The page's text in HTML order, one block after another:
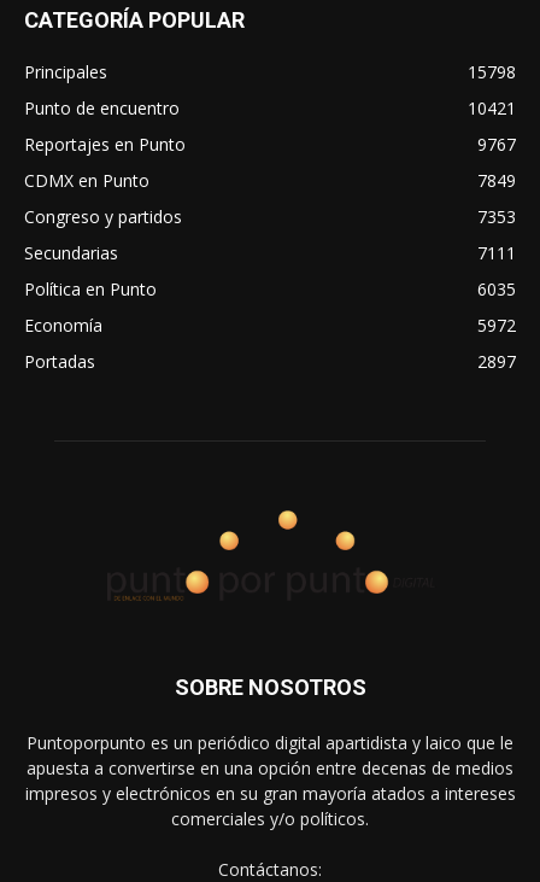
CATEGORÍA POPULAR
Principales
15798
Punto de encuentro
10421
Reportajes en Punto
9767
CDMX en Punto
7849
Congreso y partidos
7353
Secundarias
7111
Política en Punto
6035
Economía
5972
Portadas
2897
SOBRE NOSOTROS
Puntoporpunto es un periódico digital apartidista y laico que le
apuesta a convertirse en una opción entre decenas de medios
impresos y electrónicos en su gran mayoría atados a intereses
comerciales y/o políticos.
Contáctanos: